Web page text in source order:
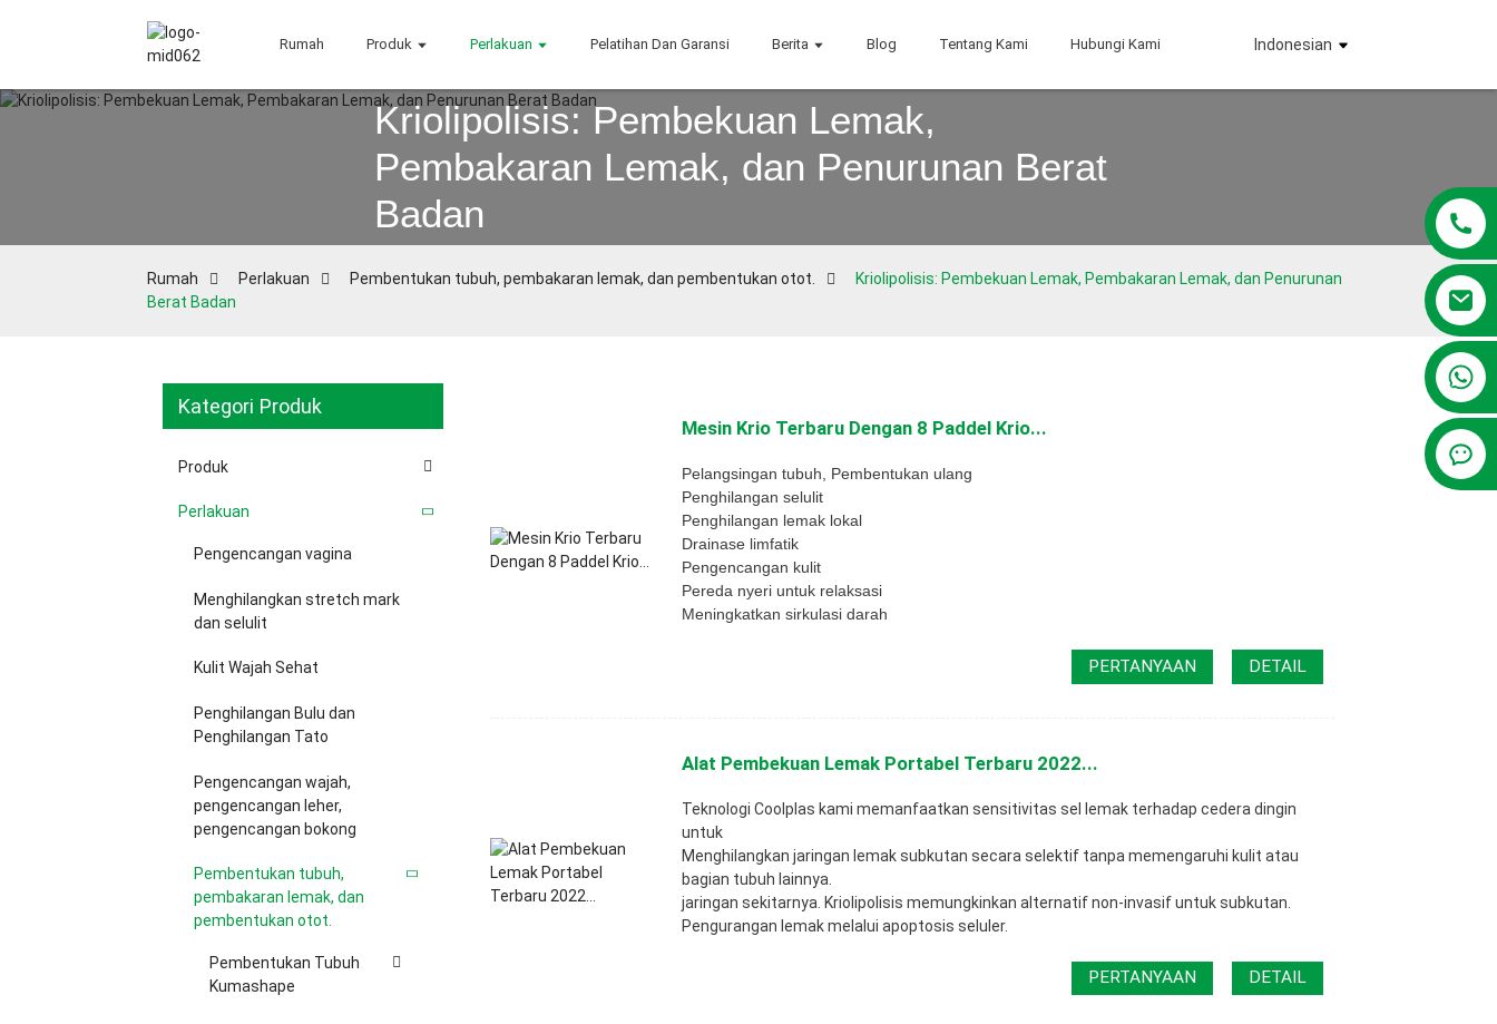
Rumah Produk Perlakuan Pelatihan Dan Garansi Berita Blog Tentang Kami Hubungi Kami Indonesian
Kriolipolisis: Pembekuan Lemak,
Pembakaran Lemak, dan Penurunan Berat
Badan
Rumah Perlakuan Pembentukan tubuh, pembakaran lemak, dan pembentukan otot.
Kriolipolisis: Pembekuan Lemak, Pembakaran Lemak, dan Penurunan
Berat Badan
Kategori Produk
Produk
Perlakuan
Pengencangan vagina
Menghilangkan stretch mark
dan selulit
Kulit Wajah Sehat
Penghilangan Bulu dan
Penghilangan Tato
Pengencangan wajah,
pengencangan leher,
pengencangan bokong
Pembentukan tubuh,
pembakaran lemak, dan
pembentukan otot.
Pembentukan Tubuh
Kumashape
Mesin Krio Terbaru Dengan 8 Paddel Krio...
Pelangsingan tubuh, Pembentukan ulang
Penghilangan selulit
Penghilangan lemak lokal
Drainase limfatik
Pengencangan kulit
Pereda nyeri untuk relaksasi
Meningkatkan sirkulasi darah
PERTANYAAN DETAIL
Alat Pembekuan Lemak Portabel Terbaru 2022...
Teknologi Coolplas kami memanfaatkan sensitivitas sel lemak terhadap cedera dingin
untuk
Menghilangkan jaringan lemak subkutan secara selektif tanpa memengaruhi kulit atau
bagian tubuh lainnya.
jaringan sekitarnya. Kriolipolisis memungkinkan alternatif non-invasif untuk subkutan.
Pengurangan lemak melalui apoptosis seluler.
PERTANYAAN DETAIL